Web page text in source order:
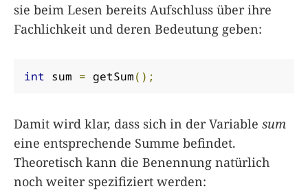
sie beim Lesen bereits Aufschluss über ihre
Fachlichkeit und deren Bedeutung geben:
int sum = getSum();
Damit wird klar, dass sich in der Variable sum
eine entsprechende Summe befindet.
Theoretisch kann die Benennung natürlich
noch weiter spezifiziert werden: